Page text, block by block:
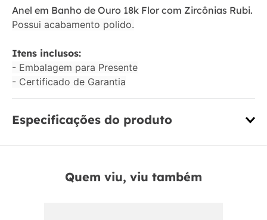
Anel em Banho de Ouro 18k Flor com Zircônias Rubi.
Possui acabamento polido.
Itens inclusos:
- Embalagem para Presente
- Certificado de Garantia
Especificações do produto
Quem viu, viu também